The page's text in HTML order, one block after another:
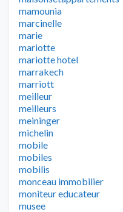
mamounia
marcinelle
marie
mariotte
mariotte hotel
marrakech
marriott
meilleur
meilleurs
meininger
michelin
mobile
mobiles
mobilis
monceau immobilier
moniteur educateur
musee